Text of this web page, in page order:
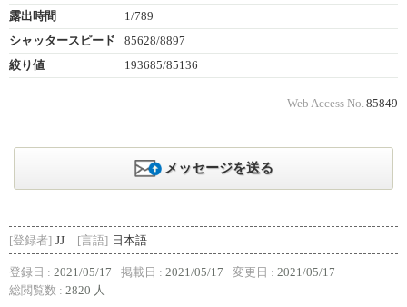
露出時間
1/789
シャッタースピード
85628/8897
絞り値
193685/85136
Web Access No. 85849
メッセージを送る
[登録者] JJ [言語] 日本語
登録日 : 2021/05/17 掲載日 : 2021/05/17 変更日 : 2021/05/17
総閲覧数 : 2820 人